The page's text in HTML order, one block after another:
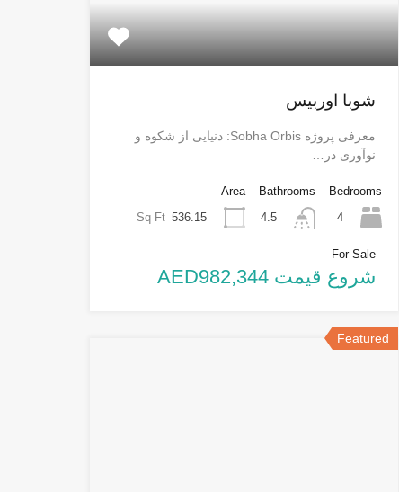
شوبا اوربیس
معرفی پروژه Sobha Orbis: دنیایی از شکوه و
نوآوری در…
Bedrooms
4
Bathrooms
4.5
Area
536.15
Sq Ft
For Sale
شروع قیمت AED982,344
Featured